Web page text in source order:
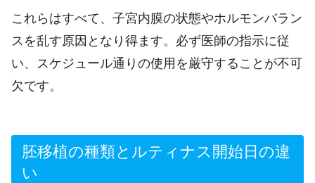
これらはすべて、子宮内膜の状態やホルモンバラン
スを乱す原因となり得ます。必ず医師の指示に従
い、スケジュール通りの使用を厳守することが不可
欠です。
胚移植の種類とルティナス開始日の違
い